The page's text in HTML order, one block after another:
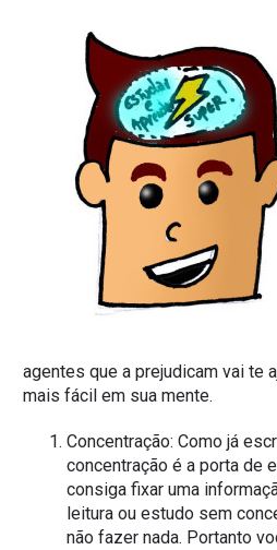
agentes que a prejudicam vai te
mais fácil em sua mente.
Concentração: Como já
concentração é a porta de
consiga fixar uma
leitura ou estudo sem
não fazer nada. Portanto